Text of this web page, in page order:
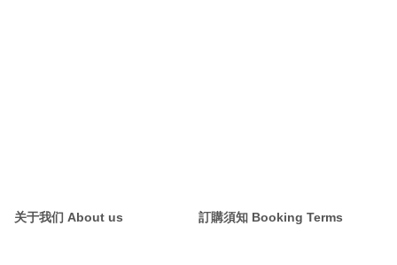
关于我们 About us 訂購須知 Booking Terms